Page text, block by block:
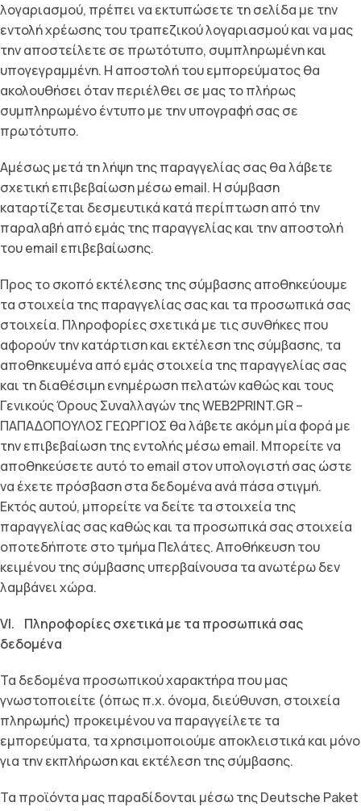
λογαριασµού, πρέπει να εκτυπώσετε τη σελίδα µε την
εντολή χρέωσης του τραπεζικού λογαριασµού και να µας
την αποστείλετε σε πρωτότυπο, συµπληρωµένη και
υπογεγραµµένη. Η αποστολή του εµπορεύµατος θα
ακολουθήσει όταν περιέλθει σε µας το πλήρως
συµπληρωµένο έντυπο µε την υπογραφή σας σε
πρωτότυπο.
Αµέσως µετά τη λήψη της παραγγελίας σας θα λάβετε
σχετική επιβεβαίωση µέσω email. Η σύµβαση
καταρτίζεται δεσµευτικά κατά περίπτωση από την
παραλαβή από εµάς της παραγγελίας και την αποστολή
του email επιβεβαίωσης.
Προς το σκοπό εκτέλεσης της σύµβασης αποθηκεύουµε
τα στοιχεία της παραγγελίας σας και τα προσωπικά σας
στοιχεία. Πληροφορίες σχετικά µε τις συνθήκες που
αφορούν την κατάρτιση και εκτέλεση της σύµβασης, τα
αποθηκευµένα από εµάς στοιχεία της παραγγελίας σας
και τη διαθέσιµη ενηµέρωση πελατών καθώς και τους
Γενικούς Όρους Συναλλαγών της WEB2PRINT.GR –
ΠΑΠΑΔΟΠΟΥΛΟΣ ΓΕΩΡΓΙΟΣ θα λάβετε ακόµη µία φορά µε
την επιβεβαίωση της εντολής µέσω email. Μπορείτε να
αποθηκεύσετε αυτό το email στον υπολογιστή σας ώστε
να έχετε πρόσβαση στα δεδοµένα ανά πάσα στιγµή.
Εκτός αυτού, µπορείτε να δείτε τα στοιχεία της
παραγγελίας σας καθώς και τα προσωπικά σας στοιχεία
οποτεδήποτε στο τµήµα Πελάτες. Αποθήκευση του
κειµένου της σύµβασης υπερβαίνουσα τα ανωτέρω δεν
λαµβάνει χώρα.
VI. Πληροφορίες σχετικά µε τα προσωπικά σας
δεδοµένα
Τα δεδοµένα προσωπικού χαρακτήρα που µας
γνωστοποιείτε (όπως π.χ. όνοµα, διεύθυνση, στοιχεία
πληρωµής) προκειµένου να παραγγείλετε τα
εµπορεύµατα, τα χρησιµοποιούµε αποκλειστικά και µόνο
για την εκπλήρωση και εκτέλεση της σύµβασης.
Τα προϊόντα µας παραδίδονται µέσω της Deutsche Paket